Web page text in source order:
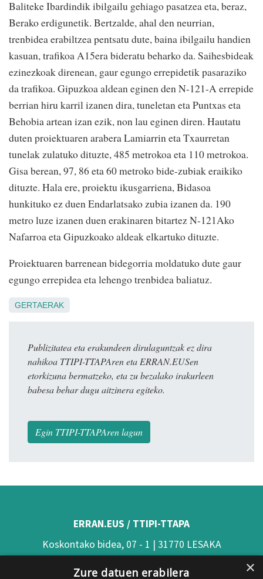
Baliteke Ibardindik ibilgailu gehiago pasatzea eta, beraz,
Berako erdigunetik. Bertzalde, ahal den neurrian,
trenbidea erabiltzea pentsatu dute, baina ibilgailu handien
kasuan, trafikoa A15era bideratu beharko da. Saihesbideak
ezinezkoak direnean, gaur egungo errepidetik pasaraziko
da trafikoa. Gipuzkoa aldean eginen den N-121-A errepide
berrian hiru karril izanen dira, tuneletan eta Puntxas eta
Behobia artean izan ezik, non lau eginen diren. Hautatu
duten proiektuaren arabera Lamiarrin eta Txaurretan
tunelak zulatuko dituzte, 485 metrokoa eta 110 metrokoa.
Gisa berean, 97, 86 eta 60 metroko bide-zubiak eraikiko
dituzte. Hala ere, proiektu ikusgarriena, Bidasoa
hunkituko ez duen Endarlatsako zubia izanen da. 190
metro luze izanen duen erakinaren bitartez N-121Ako
Nafarroa eta Gipuzkoako aldeak elkartuko dituzte.
Proiektuaren barrenean bidegorria moldatuko dute gaur
egungo errepidea eta lehengo trenbidea baliatuz.
GERTAERAK
Publizitatea eta erakundeen dirulaguntzak ez dira
nahikoa TTIPI-TTAPAren eta ERRAN.EUSen
etorkizuna bermatzeko, eta zu bezalako irakurleen
babesa behar dugu aitzinera egiteko.
Egin TTIPI-TTAPAren lagun
ERRAN.EUS / TTIPI-TTAPA
Koskontako bidea, 07 - 1 | 31770 LESAKA
(Nafarroa)
×
Zure datuen erabilera